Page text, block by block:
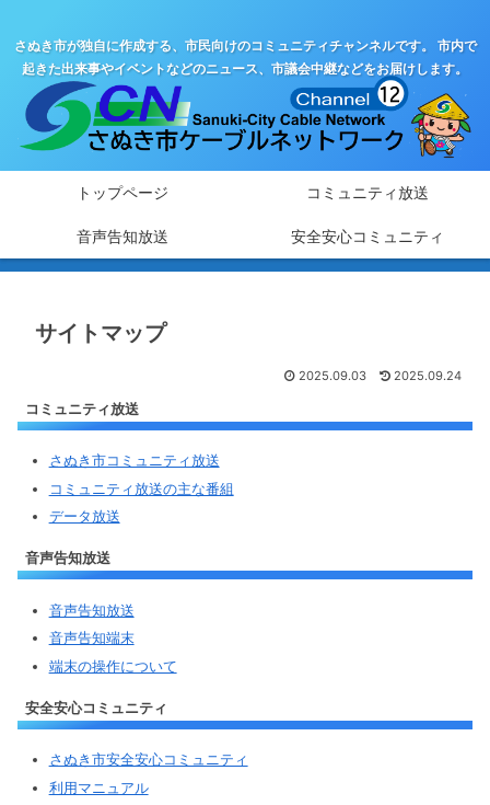
さぬき市が独自に作成する、市民向けのコミュニティチャンネルです。 市内で
起きた出来事やイベントなどのニュース、市議会中継などをお届けします。
トップページ コミュニティ放送
音声告知放送 安全安心コミュニティ
サイトマップ
2025.09.03 2025.09.24
コミュニティ放送
さぬき市コミュニティ放送
コミュニティ放送の主な番組
データ放送
音声告知放送
音声告知放送
音声告知端末
端末の操作について
安全安心コミュニティ
さぬき市安全安心コミュニティ
利用マニュアル